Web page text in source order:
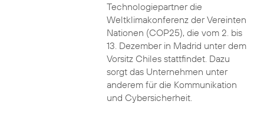
Technologiepartner die
Weltklimakonferenz der Vereinten
Nationen (COP25), die vom 2. bis
13. Dezember in Madrid unter dem
Vorsitz Chiles stattfindet. Dazu
sorgt das Unternehmen unter
anderem für die Kommunikation
und Cybersicherheit.